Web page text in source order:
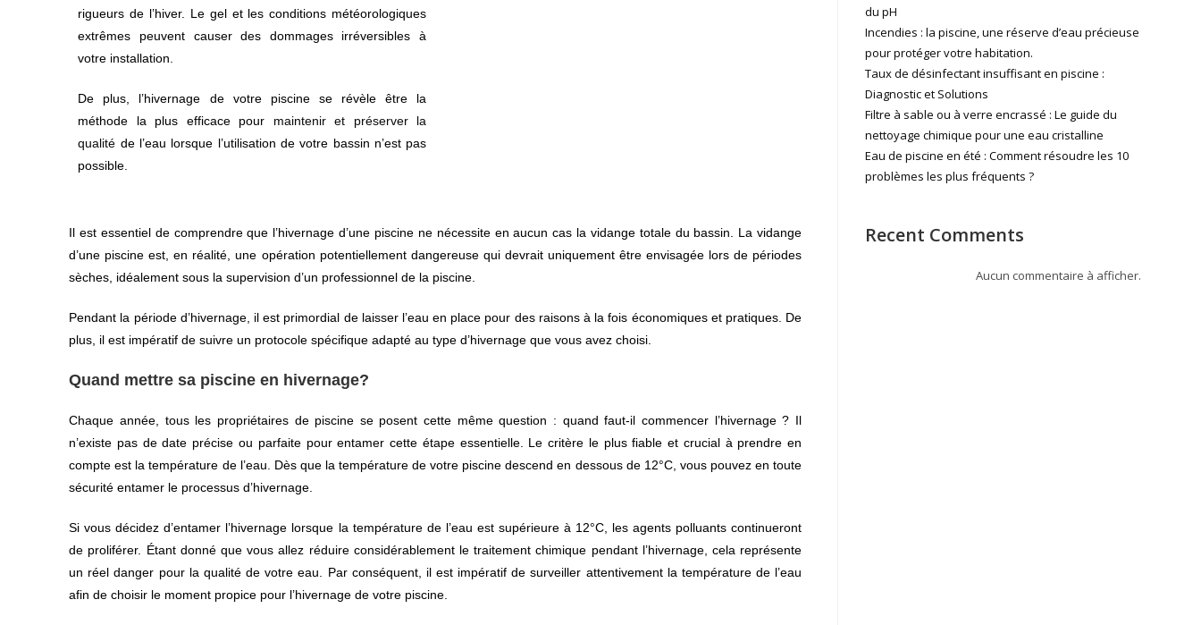
rigueurs de l’hiver. Le gel et les conditions météorologiques
extrêmes peuvent causer des dommages irréversibles à
votre installation.
De plus, l’hivernage de votre piscine se révèle être la
méthode la plus efficace pour maintenir et préserver la
qualité de l’eau lorsque l’utilisation de votre bassin n’est pas
possible.
Il est essentiel de comprendre que l’hivernage d’une piscine ne nécessite en aucun cas la vidange totale du bassin. La vidange
d’une piscine est, en réalité, une opération potentiellement dangereuse qui devrait uniquement être envisagée lors de périodes
sèches, idéalement sous la supervision d’un professionnel de la piscine.
Pendant la période d’hivernage, il est primordial de laisser l’eau en place pour des raisons à la fois économiques et pratiques. De
plus, il est impératif de suivre un protocole spécifique adapté au type d’hivernage que vous avez choisi.
Quand mettre sa piscine en hivernage?
Chaque année, tous les propriétaires de piscine se posent cette même question : quand faut-il commencer l’hivernage ? Il
n’existe pas de date précise ou parfaite pour entamer cette étape essentielle. Le critère le plus fiable et crucial à prendre en
compte est la température de l’eau. Dès que la température de votre piscine descend en dessous de 12°C, vous pouvez en toute
sécurité entamer le processus d’hivernage.
Si vous décidez d’entamer l’hivernage lorsque la température de l’eau est supérieure à 12°C, les agents polluants continueront
de proliférer. Étant donné que vous allez réduire considérablement le traitement chimique pendant l’hivernage, cela représente
un réel danger pour la qualité de votre eau. Par conséquent, il est impératif de surveiller attentivement la température de l’eau
afin de choisir le moment propice pour l’hivernage de votre piscine.
du pH
Incendies : la piscine, une réserve d’eau précieuse
pour protéger votre habitation.
Taux de désinfectant insuffisant en piscine :
Diagnostic et Solutions
Filtre à sable ou à verre encrassé : Le guide du
nettoyage chimique pour une eau cristalline
Eau de piscine en été : Comment résoudre les 10
problèmes les plus fréquents ?
Recent Comments
Aucun commentaire à afficher.